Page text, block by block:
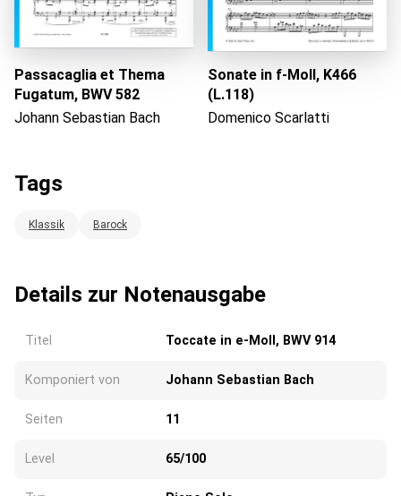
Passacaglia et Thema
Fugatum, BWV 582
Johann Sebastian Bach
Sonate in f-Moll, K466
(L.118)
Domenico Scarlatti
Tags
Klassik Barock
Details zur Notenausgabe
Titel Toccate in e-Moll, BWV 914
Komponiert von Johann Sebastian Bach
Seiten 11
Level 65/100